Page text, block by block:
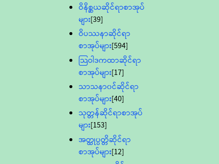
ဝိနိစ္ဆယဆိုင်ရာစာအုပ်
များ[39]
ဝိပဿနာဆိုင်ရာ
စာအုပ်များ[594]
သြဝါဒကထာဆိုင်ရာ
စာအုပ်များ[17]
သာသနာ၀င်ဆိုင်ရာ
စာအုပ်များ[40]
သုတ္တန်ဆိုင်ရာစာအုပ်
များ[153]
အတ္ထုပ္ပတ္တိဆိုင်ရာ
စာအုပ်များ[12]